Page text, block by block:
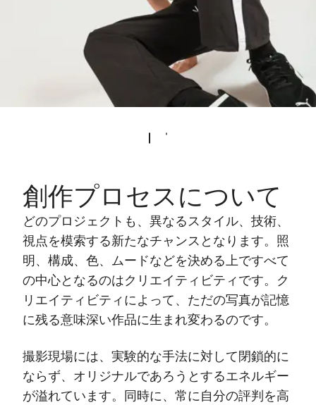
創作プロセスについて
どのプロジェクトも、異なるスタイル、技術、
視点を模索する新たなチャンスとなります。照
明、構成、色、ムードなどを決める上ですべて
の中心となるのはクリエイティビティです。ク
リエイティビティによって、ただの写真が記憶
に残る意味深い作品に生まれ変わるのです。
撮影現場には、実験的な手法に対して閉鎖的に
ならず、オリジナルであろうとするエネルギー
が溢れています。同時に、常に自分の評判を高